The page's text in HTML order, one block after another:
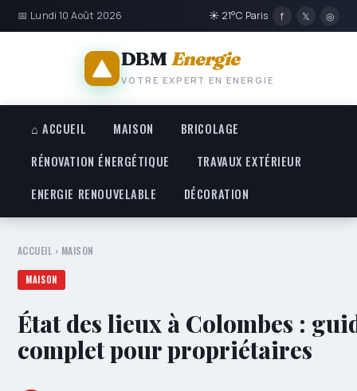
📅 Lundi 10 Août 2026 ☀ 21°C Paris f 𝕏 ◎
DBMEnergie
VOTRE EXPERT EN ENERGIE
⌂ ACCUEIL MAISON
BRICOLAGE
RÉNOVATION ÉNERGÉTIQUE
TRAVAUX EXTÉRIEUR
ENERGIE RENOUVELABLE
DÉCORATION
ACCUEIL › MAISON
MAISON
État des lieux à Colombes :
complet pour propriétaires